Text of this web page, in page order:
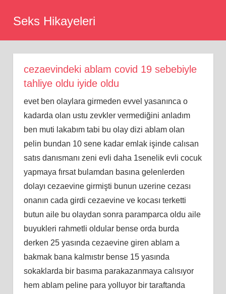
Seks Hikayeleri
cezaevindeki ablam covid 19 sebebiyle
tahliye oldu iyide oldu
evet ben olaylara girmeden evvel yasanınca o
kadarda olan ustu zevkler vermediğini anladım
ben muti lakabım tabi bu olay dizi ablam olan
pelin bundan 10 sene kadar emlak işinde calısan
satıs danısmanı zeni evli daha 1senelik evli cocuk
yapmaya fırsat bulamdan basına gelenlerden
dolayı cezaevine girmişti bunun uzerine cezası
onanın cada girdi cezaevine ve kocası terketti
butun aile bu olaydan sonra paramparca oldu aile
buyukleri rahmetli oldular bense orda burda
derken 25 yasında cezaevine giren ablam a
bakmak bana kalmıstır bense 15 yasında
sokaklarda bir basıma parakazanmaya calısıyor
hem ablam peline para yolluyor bir taraftanda